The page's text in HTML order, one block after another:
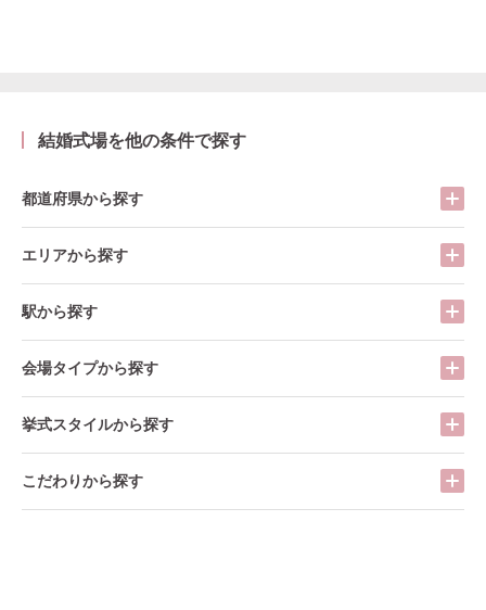
結婚式場を他の条件で探す
都道府県から探す
エリアから探す
駅から探す
会場タイプから探す
挙式スタイルから探す
こだわりから探す